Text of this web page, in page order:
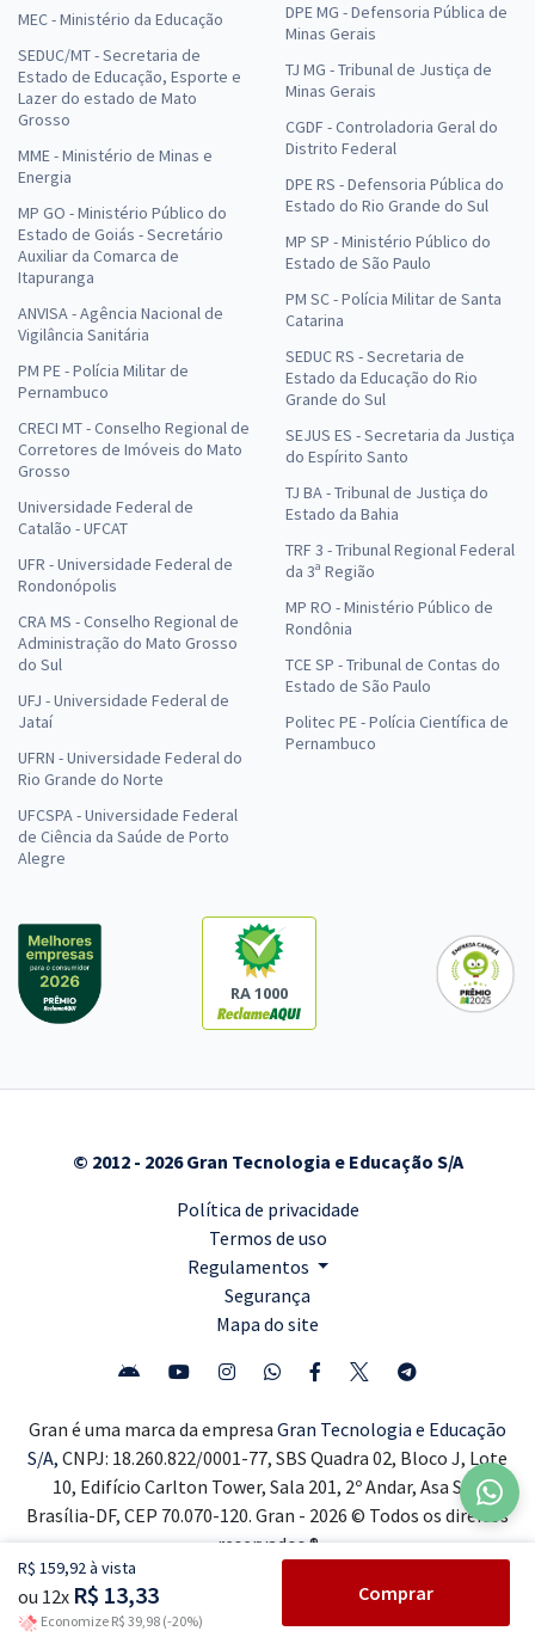
R$ 159,92 à vista
ou 12x R$ 13,33
Economize R$ 39,98 (-20%)
Comprar
MEC - Ministério da Educação
SEDUC/MT - Secretaria de
Estado de Educação, Esporte e
Lazer do estado de Mato
Grosso
MME - Ministério de Minas e
Energia
MP GO - Ministério Público do
Estado de Goiás - Secretário
Auxiliar da Comarca de
Itapuranga
ANVISA - Agência Nacional de
Vigilância Sanitária
PM PE - Polícia Militar de
Pernambuco
CRECI MT - Conselho Regional de
Corretores de Imóveis do Mato
Grosso
Universidade Federal de
Catalão - UFCAT
UFR - Universidade Federal de
Rondonópolis
CRA MS - Conselho Regional de
Administração do Mato Grosso
do Sul
UFJ - Universidade Federal de
Jataí
UFRN - Universidade Federal do
Rio Grande do Norte
UFCSPA - Universidade Federal
de Ciência da Saúde de Porto
Alegre
DPE MG - Defensoria Pública de
Minas Gerais
TJ MG - Tribunal de Justiça de
Minas Gerais
CGDF - Controladoria Geral do
Distrito Federal
DPE RS - Defensoria Pública do
Estado do Rio Grande do Sul
MP SP - Ministério Público do
Estado de São Paulo
PM SC - Polícia Militar de Santa
Catarina
SEDUC RS - Secretaria de
Estado da Educação do Rio
Grande do Sul
SEJUS ES - Secretaria da Justiça
do Espírito Santo
TJ BA - Tribunal de Justiça do
Estado da Bahia
TRF 3 - Tribunal Regional Federal
da 3ª Região
MP RO - Ministério Público de
Rondônia
TCE SP - Tribunal de Contas do
Estado de São Paulo
Politec PE - Polícia Científica de
Pernambuco
RA 1000
© 2012 - 2026 Gran Tecnologia e Educação S/A
Política de privacidade
Termos de uso
Regulamentos
Segurança
Mapa do site
Gran é uma marca da empresa Gran Tecnologia e Educação
S/A, CNPJ: 18.260.822/0001-77, SBS Quadra 02, Bloco J, Lote
10, Edifício Carlton Tower, Sala 201, 2º Andar, Asa Sul,
Brasília-DF, CEP 70.070-120. Gran - 2026 © Todos os direitos
reservados ®